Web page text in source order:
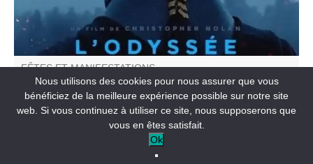
FÊTES ET MANIFESTATIONS
Cinéma de plein air : L'Odyssée
ANNOT
Nous utilisons des cookies pour nous assurer que vous
bénéficiez de la meilleure expérience possible sur notre site
web. Si vous continuez à utiliser ce site, nous supposerons que
vous en êtes satisfait.
Ok